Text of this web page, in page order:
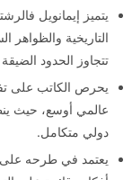
يتميز إيمانويل
التاريخية والظواهر
تتجاوز الحدود
يحرص الكاتب على
عالمي أوسع، حيث
دولي متكامل.
يعتمد في طرحه على